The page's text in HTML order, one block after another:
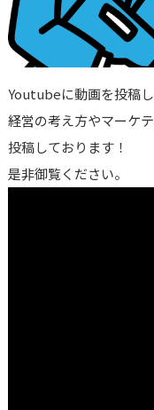
Youtubeに動画を投稿し
経営の考え方やマーケ
投稿しております！
是非御覧ください。